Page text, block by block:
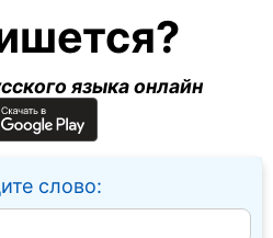
языка онлайн
слово: